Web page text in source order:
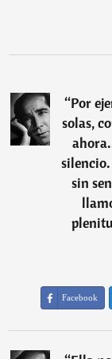
“Por
solas,
sin
Facebook